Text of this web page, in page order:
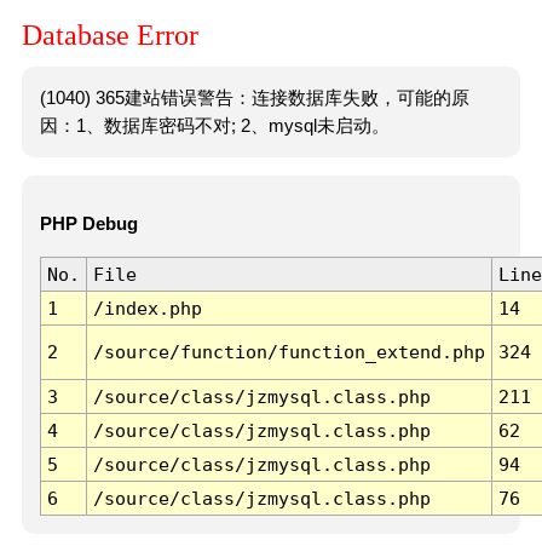
Database Error
(1040) 365建站错误警告：连接数据库失败，可能的原
因：1、数据库密码不对; 2、mysql未启动。
PHP Debug
No. File
Line
1
/index.php 14
2 /source/function/function_extend.php 324
3 /source/class/jzmysql.class.php
211
4
/source/class/jzmysql.class.php
62
5
/source/class/jzmysql.class.php
94
6
/source/class/jzmysql.class.php 76